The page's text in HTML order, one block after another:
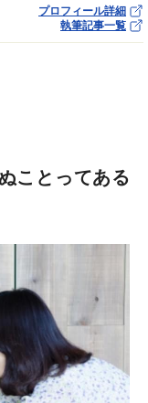
プロフィール詳細
執筆記事一覧
ことってある